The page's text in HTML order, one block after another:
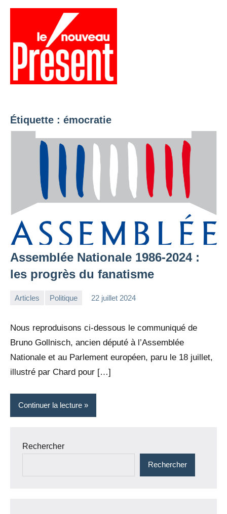
Aller
Étiquette : émocratie
Assemblée Nationale 1986-2024 :
les progrès du fanatisme
Articles Politique 22 juillet 2024
Nous reproduisons ci-dessous le communiqué de
Bruno Gollnisch, ancien député à l’Assemblée
Nationale et au Parlement européen, paru le 18 juillet,
illustré par Chard pour […]
Continuer la lecture
Rechercher
Rechercher